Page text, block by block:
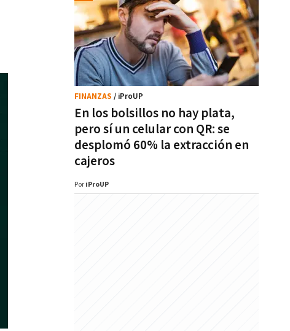
En los bolsillos no hay plata,
pero sí un celular con QR: se
desplomó 60% la extracción en
cajeros
FINANZAS / iProUP
Por iProUP